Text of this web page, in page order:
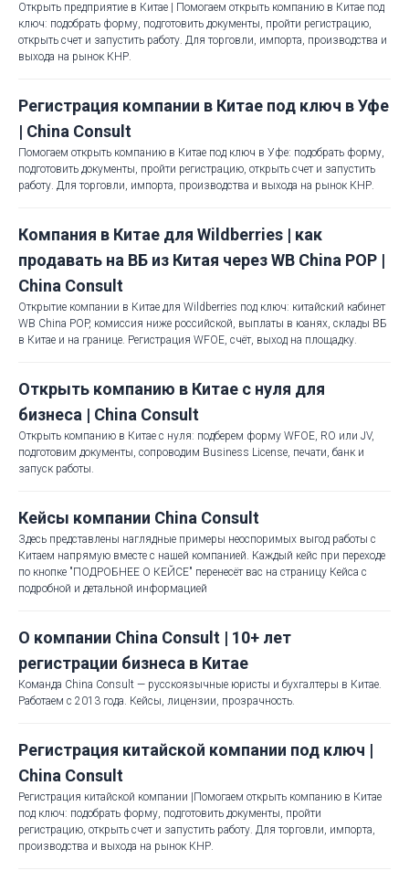
Открыть предприятие в Китае | Помогаем открыть компанию в Китае под
ключ: подобрать форму, подготовить документы, пройти регистрацию,
открыть счет и запустить работу. Для торговли, импорта, производства и
выхода на рынок КНР.
Регистрация компании в Китае под ключ в Уфе
| China Consult
Помогаем открыть компанию в Китае под ключ в Уфе: подобрать форму,
подготовить документы, пройти регистрацию, открыть счет и запустить
работу. Для торговли, импорта, производства и выхода на рынок КНР.
Компания в Китае для Wildberries | как
продавать на ВБ из Китая через WB China POP |
China Consult
Открытие компании в Китае для Wildberries под ключ: китайский кабинет
WB China POP, комиссия ниже российской, выплаты в юанях, склады ВБ
в Китае и на границе. Регистрация WFOE, счёт, выход на площадку.
Открыть компанию в Китае с нуля для
бизнеса | China Consult
Открыть компанию в Китае с нуля: подберем форму WFOE, RO или JV,
подготовим документы, сопроводим Business License, печати, банк и
запуск работы.
Кейсы компании China Consult
Здесь представлены наглядные примеры неоспоримых выгод работы с
Китаем напрямую вместе с нашей компанией. Каждый кейс при переходе
по кнопке "ПОДРОБНЕЕ О КЕЙСЕ" перенесёт вас на страницу Кейса с
подробной и детальной информацией
О компании China Consult | 10+ лет
регистрации бизнеса в Китае
Команда China Consult — русскоязычные юристы и бухгалтеры в Китае.
Работаем с 2013 года. Кейсы, лицензии, прозрачность.
Регистрация китайской компании под ключ |
China Consult
Регистрация китайской компании |Помогаем открыть компанию в Китае
под ключ: подобрать форму, подготовить документы, пройти
регистрацию, открыть счет и запустить работу. Для торговли, импорта,
производства и выхода на рынок КНР.